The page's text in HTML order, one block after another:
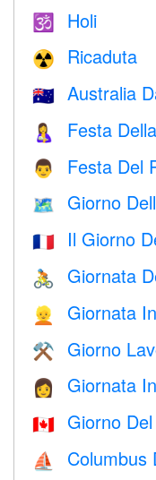
🕉 Holi
☢️ Ricaduta
🇦🇺 Australia
🤱 Festa
👨 Festa Del
🗺️ Giorno
🇫🇷 Il Giorno
🚴 Giornata
👱 Giornata
⚒️ Giorno
👩 Giornata
🇨🇦 Giorno
⛵️ Columbus